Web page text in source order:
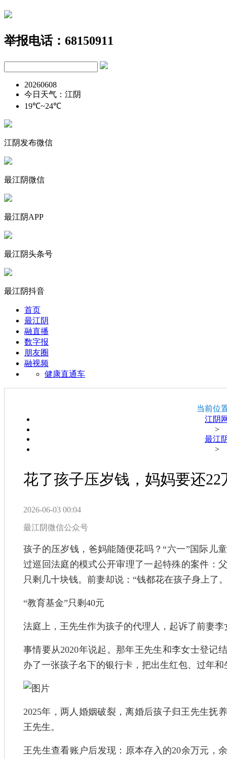
举报电话：68150911
20260608
今日天气：江阴
19℃~24℃
江阴发布微信
最江阴微信
最江阴APP
最江阴头条号
最江阴抖音
首页
最江阴
融直播
数字报
朋友圈
融视频
健康直通车
当前位
江阴
>
最江
>
花了孩子压岁钱，妈妈要还22
2026-06-03 00:04
最江阴微信公众号
孩子的压岁钱，爸妈能随便花吗？“六一”国际儿
过巡回法庭的模式公开审理了一起特殊的案件：
只剩几十块钱。前妻却说：“钱都花在孩子身上了
“教育基金”只剩40元
法庭上，王先生作为孩子的代理人，起诉了前妻李
事情要从2020年说起。那年王先生和李女士登记
办了一张孩子名下的银行卡，把出生红包、过年
2025年，两人婚姻破裂，离婚后孩子归王先生抚
王先生。
王先生查看账户后发现：原本存入的20余万元，